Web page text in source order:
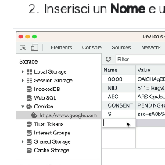
Inserisci un Nome e